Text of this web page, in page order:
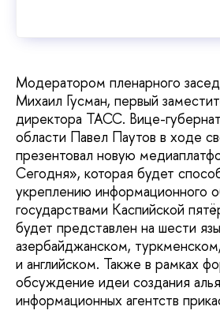
Модератором пленарного
Михаил Гусман, первый
директора ТАСС. Вице-
области Павел Паутов в ходе
презентовал новую
Сегодня», которая будет
укреплению информационного
государствами Каспийской
будет представлен на шести
азербайджанском,
и английском. Также в рамках
обсуждение идеи создания
информационных агентств